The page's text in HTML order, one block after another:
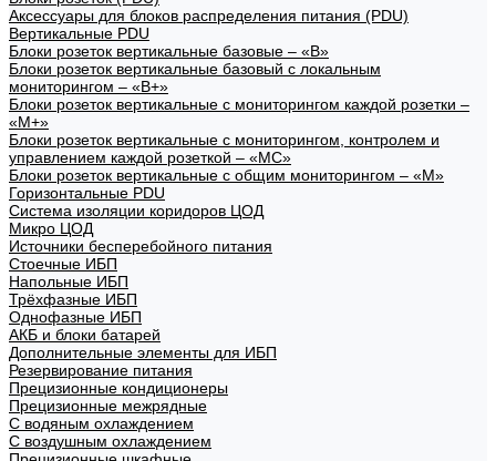
Аксессуары для блоков распределения питания (PDU)
Вертикальные PDU
Блоки розеток вертикальные базовые – «В»
Блоки розеток вертикальные базовый с локальным
мониторингом – «В+»
Блоки розеток вертикальные с мониторингом каждой розетки –
«М+»
Блоки розеток вертикальные с мониторингом, контролем и
управлением каждой розеткой – «МС»
Блоки розеток вертикальные с общим мониторингом – «М»
Горизонтальные PDU
Система изоляции коридоров ЦОД
Микро ЦОД
Источники бесперебойного питания
Стоечные ИБП
Напольные ИБП
Трёхфазные ИБП
Однофазные ИБП
АКБ и блоки батарей
Дополнительные элементы для ИБП
Резервирование питания
Прецизионные кондиционеры
Прецизионные межрядные
С водяным охлаждением
С воздушным охлаждением